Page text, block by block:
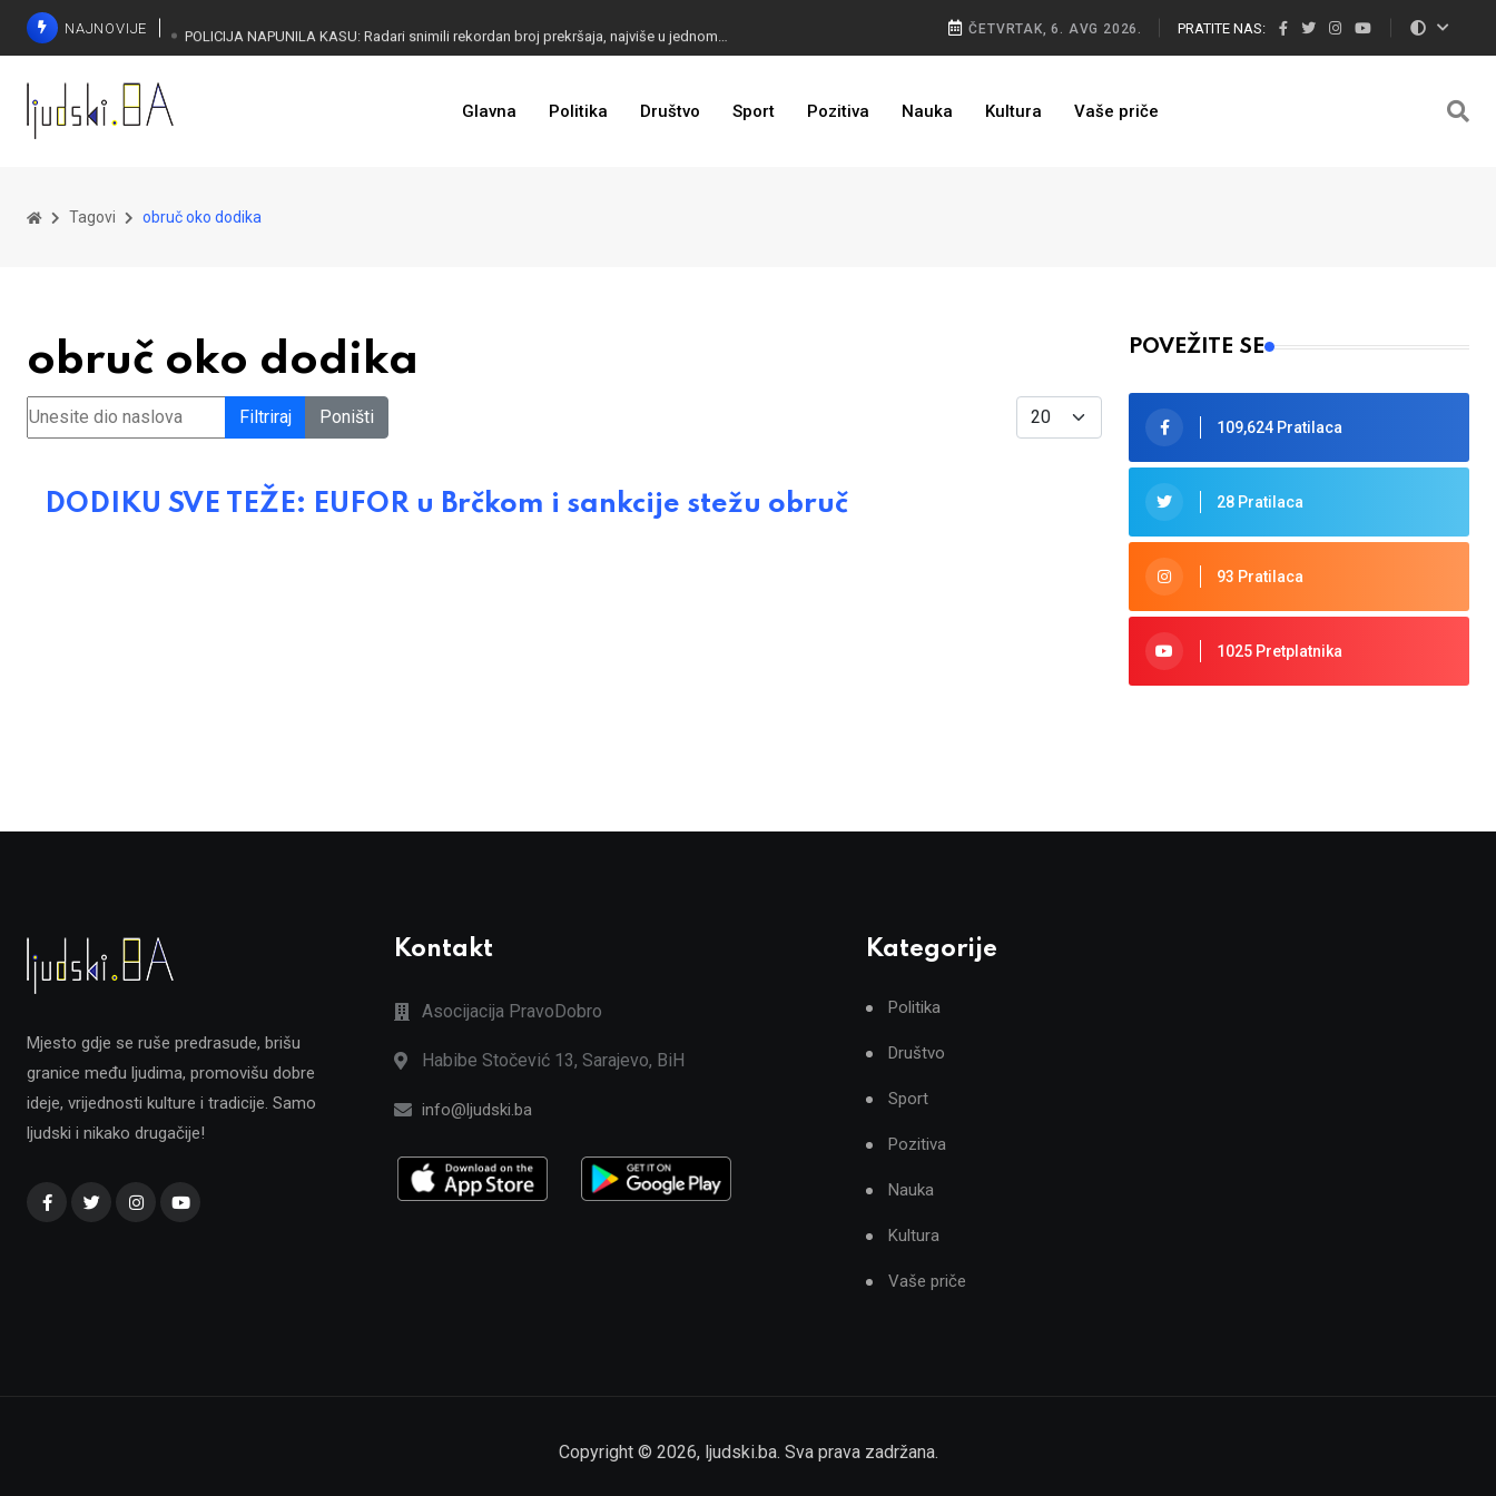
NAJNOVIJE
VELIKE PROMJENE: Otkriven izgled glasačkih listića za Predsjedništvo BiH i predsjednika RS
ČETVRTAK, 6. AVG 2026. PRATITE NAS:
Glavna Politika Društvo Sport Pozitiva Nauka Kultura Vaše priče
Tagovi obruč oko dodika
obruč oko dodika
Unesite dio naslova Filtriraj Poništi Display #
DODIKU SVE TEŽE: EUFOR u Brčkom i sankcije stežu obruč
POVEŽITE SE
109,624 Pratilaca
28 Pratilaca
93 Pratilaca
1025 Pretplatnika
Mjesto gdje se ruše predrasude, brišu
granice među ljudima, promovišu dobre
ideje, vrijednosti kulture i tradicije. Samo
ljudski i nikako drugačije!
Kontakt
Asocijacija PravoDobro
Habibe Stočević 13, Sarajevo, BiH
info@ljudski.ba
Kategorije
Politika
Društvo
Sport
Pozitiva
Nauka
Kultura
Vaše priče
Copyright © 2026, ljudski.ba. Sva prava zadržana.